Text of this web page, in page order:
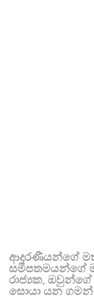
ආදරණීයන්ගේ
සමීපතමයන්ගේ
රාජ්‍යක,
සොයා යන ගමන්